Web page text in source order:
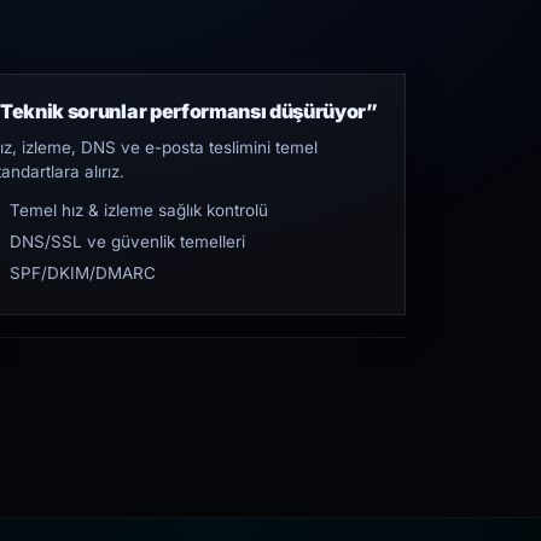
sorunlar performansı düşürüyor”
izleme, DNS ve e-posta teslimini temel
alırız.
Temel hız & izleme sağlık kontrolü
DNS/SSL ve güvenlik temelleri
SPF/DKIM/DMARC